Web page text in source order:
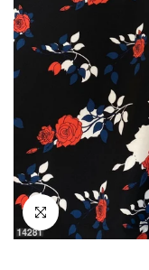
انقر للتكبير